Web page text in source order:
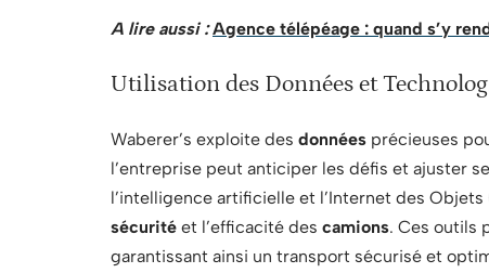
A lire aussi : Agence télépéage : quand s’y
Utilisation des Données et
Waberer’s exploite des données précieuses
l’entreprise peut anticiper les défis et ajuster
l’intelligence artificielle et l’Internet des
sécurité et l’efficacité des camions. Ces outils
garantissant ainsi un transport sécurisé et